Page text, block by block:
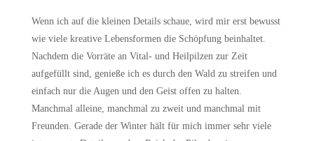
Wenn ich auf die kleinen Details schaue, wird mir erst bewusst
wie viele kreative Lebensformen die Schöpfung beinhaltet.
Nachdem die Vorräte an Vital- und Heilpilzen zur Zeit
aufgefüllt sind, genieße ich es durch den Wald zu streifen und
einfach nur die Augen und den Geist offen zu halten.
Manchmal alleine, manchmal zu zweit und manchmal mit
Freunden. Gerade der Winter hält für mich immer sehr viele